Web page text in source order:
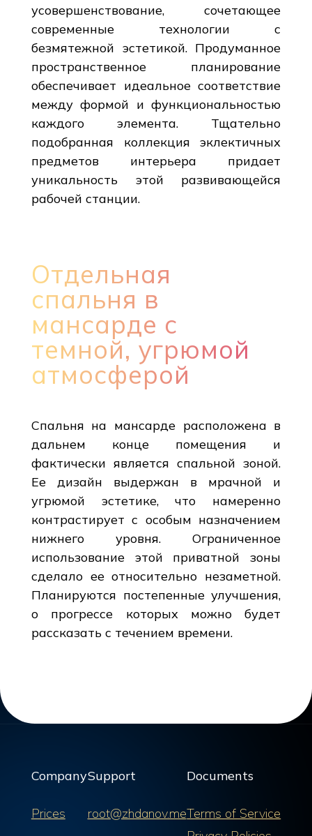
усовершенствование, сочетающее
современные технологии с
безмятежной эстетикой. Продуманное
пространственное планирование
обеспечивает идеальное соответствие
между формой и функциональностью
каждого элемента. Тщательно
подобранная коллекция эклектичных
предметов интерьера придает
уникальность этой развивающейся
рабочей станции.
Отдельная
спальня в
мансарде с
темной, угрюмой
атмосферой
Спальня на мансарде расположена в
дальнем конце помещения и
фактически является спальной зоной.
Ее дизайн выдержан в мрачной и
угрюмой эстетике, что намеренно
контрастирует с особым назначением
нижнего уровня. Ограниченное
использование этой приватной зоны
сделало ее относительно незаметной.
Планируются постепенные улучшения,
о прогрессе которых можно будет
рассказать с течением времени.
Company
Prices
Support
root@zhdanov.me
Documents
Terms of Service